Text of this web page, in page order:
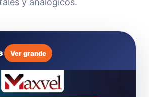
y analógicos.
Ver grande